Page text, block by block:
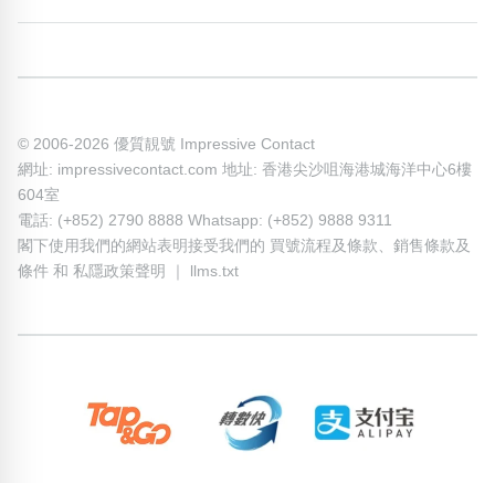
© 2006-2026 優質靚號 Impressive Contact
網址: impressivecontact.com 地址: 香港尖沙咀海港城海洋中心6樓
604室
電話: (+852) 2790 8888 Whatsapp: (+852) 9888 9311
閣下使用我們的網站表明接受我們的 買號流程及條款、 銷售條款及
條件 和 私隱政策聲明 llms.txt